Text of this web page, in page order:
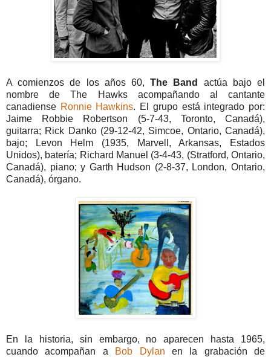
A comienzos de los años 60,The Band
actúa bajo el
nombre de The Hawks acompañando al cantante
canadiense Ronnie Hawkins. El grupo está integrado por:
Jaime Robbie Robertson (5-7-43, Toronto, Canadá),
guitarra; Rick Danko (29-12-42, Simcoe, Ontario, Canadá),
bajo; Levon Helm (1935, Marvell, Arkansas, Estados
Unidos), batería; Richard Manuel (3-4-43, (Stratford, Ontario,
Canadá), piano; y Garth Hudson (2-8-37, London, Ontario,
Canadá), órgano.
En la historia, sin embargo, no aparecen hasta 1965,
cuando acompañan a
Bob Dylan en la grabación de